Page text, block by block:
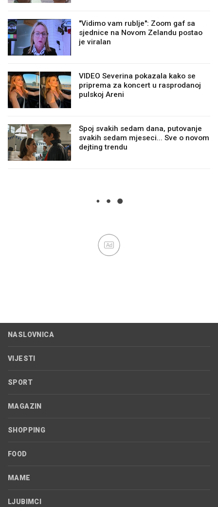
"Vidimo vam rublje": Zoom gaf sa
sjednice na Novom Zelandu postao
je viralan
VIDEO Severina pokazala kako se
priprema za koncert u rasprodanoj
pulskoj Areni
Spoj svakih sedam dana, putovanje
svakih sedam mjeseci... Sve o novom
dejting trendu
Ad
NASLOVNICA
VIJESTI
SPORT
MAGAZIN
SHOPPING
FOOD
MAME
LJUBIMCI